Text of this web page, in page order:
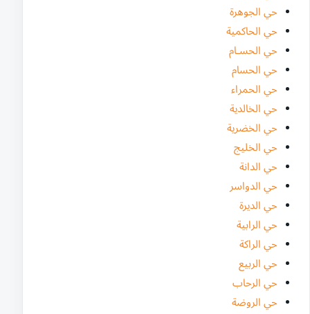
حي الجوهرة
حي الحاكمية
حي الحسـام
حي الحسام
حي الحمراء
حي الخالدية
حي الخضرية
حي الخليج
حي الدانة
حي الدواسر
حي الديرة
حي الرابية
حي الراكة
حي الربيع
حي الرحاب
حي الروضة